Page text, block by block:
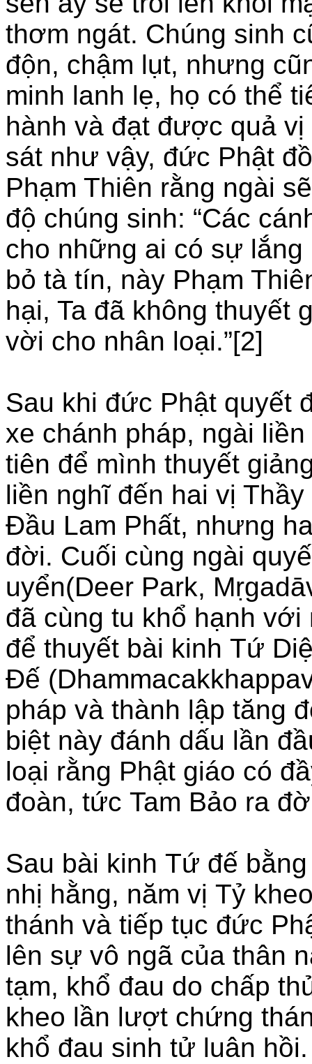
thơm ngát. Chúng sinh
độn, chậm lụt, nhưng
minh lanh lẹ, họ có thể
hành và đạt được quả
sát như vậy, đức Phật
Phạm Thiên rằng ngài
độ chúng sinh: “Các
cho những ai có sự
bỏ tà tín, này Phạm
hại, Ta đã không thuyết
vời cho nhân loại.”[2]
Sau khi đức Phật quyết
xe chánh pháp, ngài
tiên để mình thuyết
liền nghĩ đến hai vị
Đầu Lam Phất, nhưng
đời. Cuối cùng ngài
uyển(Deer Park,
đã cùng tu khổ hạnh với
để thuyết bài kinh Tứ
Đế
pháp và thành lập tăng
biệt này đánh dấu lần
loại rằng Phật giáo có
đoàn, tức Tam Bảo ra
Sau bài kinh Tứ đế
nhị hằng, năm vị Tỷ
thánh và tiếp tục đức
lên sự vô ngã của thân
tạm, khổ đau do chấp
kheo lần lượt chứng
khổ đau sinh tử luân hồi.